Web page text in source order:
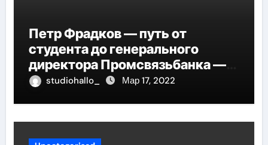
Петр Фрадков — путь от
студента до генерального
директора Промсвязьбанка —
биография и рост в банковской
studiohallo_ Мар 17, 2022